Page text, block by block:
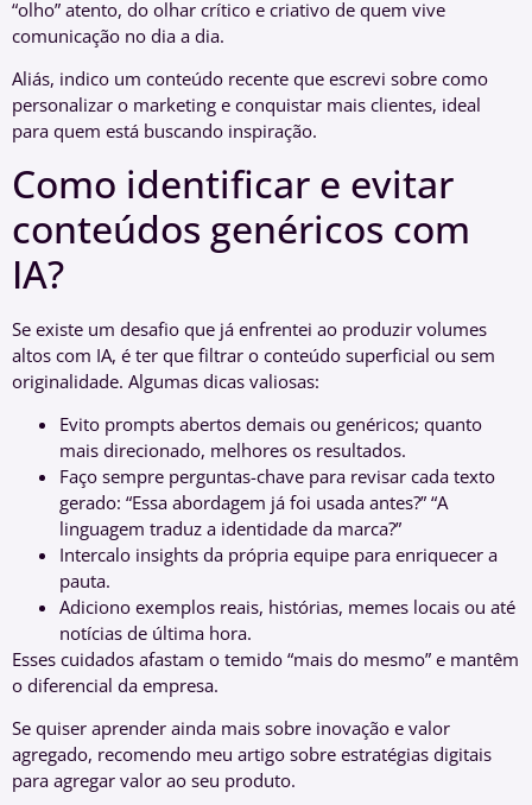
“olho” atento, do olhar crítico e criativo de quem vive
comunicação no dia a dia.
Aliás, indico um conteúdo recente que escrevi sobre como
personalizar o marketing e conquistar mais clientes, ideal
para quem está buscando inspiração.
Como identificar e evitar
conteúdos genéricos com
IA?
Se existe um desafio que já enfrentei ao produzir volumes
altos com IA, é ter que filtrar o conteúdo superficial ou sem
originalidade. Algumas dicas valiosas:
Evito prompts abertos demais ou genéricos; quanto
mais direcionado, melhores os resultados.
Faço sempre perguntas-chave para revisar cada texto
gerado: “Essa abordagem já foi usada antes?” “A
linguagem traduz a identidade da marca?”
Intercalo insights da própria equipe para enriquecer a
pauta.
Adiciono exemplos reais, histórias, memes locais ou até
notícias de última hora.
Esses cuidados afastam o temido “mais do mesmo” e mantêm
o diferencial da empresa.
Se quiser aprender ainda mais sobre inovação e valor
agregado, recomendo meu artigo sobre estratégias digitais
para agregar valor ao seu produto.